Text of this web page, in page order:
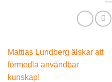
Mattias Lundberg älskar att
förmedla användbar
kunskap!